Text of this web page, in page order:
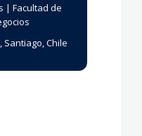
| Facultad de
Santiago, Chile